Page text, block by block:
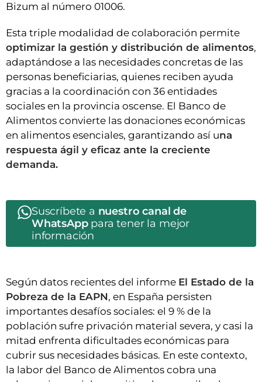
Bizum al número 01006.
Esta triple modalidad de colaboración permite
optimizar la gestión y distribución de alimentos,
adaptándose a las necesidades concretas de las
personas beneficiarias, quienes reciben ayuda
gracias a la coordinación con 36 entidades
sociales en la provincia oscense. El Banco de
Alimentos convierte las donaciones económicas
en alimentos esenciales, garantizando así una
respuesta ágil y eficaz ante la creciente
demanda.
Suscríbete a nuestro canal de
WhatsApppara tener la mejor
información
Según datos recientes del informe El Estado de la
Pobreza de la EAPN, en España persisten
importantes desafíos sociales: el 9 % de la
población sufre privación material severa, y casi la
mitad enfrenta dificultades económicas para
cubrir sus necesidades básicas. En este contexto,
la labor del Banco de Alimentos cobra una